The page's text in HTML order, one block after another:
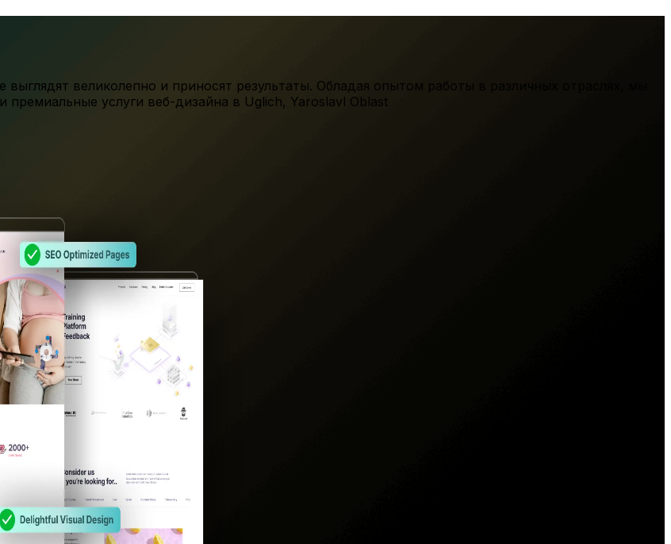
великолепно и приносят результаты. Обладая опытом работы в различных отраслях, мы
премиальные услуги веб-дизайна в Uglich, Yaroslavl Oblast